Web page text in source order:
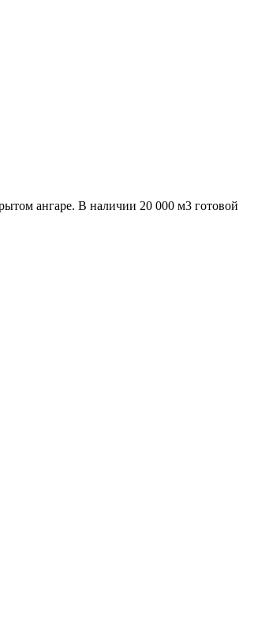
ангаре. В наличии 20 000 м3 готовой